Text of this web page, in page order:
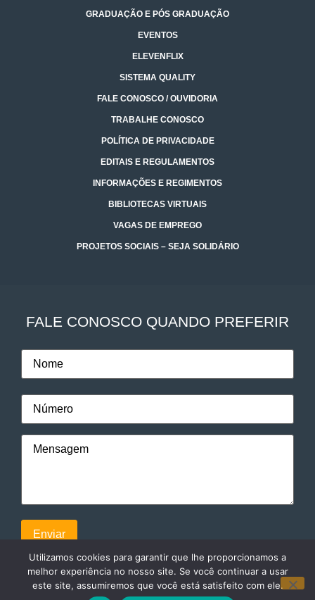
GRADUAÇÃO E PÓS GRADUAÇÃO
EVENTOS
ELEVENFLIX
SISTEMA QUALITY
FALE CONOSCO / OUVIDORIA
TRABALHE CONOSCO
POLÍTICA DE PRIVACIDADE
EDITAIS E REGULAMENTOS
INFORMAÇÕES E REGIMENTOS
BIBLIOTECAS VIRTUAIS
VAGAS DE EMPREGO
PROJETOS SOCIAIS – SEJA SOLIDÁRIO
FALE CONOSCO QUANDO PREFERIR
Utilizamos cookies para garantir que lhe proporcionamos a
melhor experiência no nosso site. Se você continuar a usar
este site, assumiremos que você está satisfeito com ele.